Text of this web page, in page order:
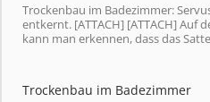
Trockenbau im Badezimmer:
entkernt. [ATTACH] [ATTACH] Auf
kann man erkennen, dass das
Trockenbau im Badezimmer